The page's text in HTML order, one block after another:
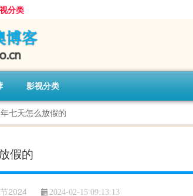
分类
影视分类
七天怎么放假的
假的
2024 2024-02-15 09:13:13